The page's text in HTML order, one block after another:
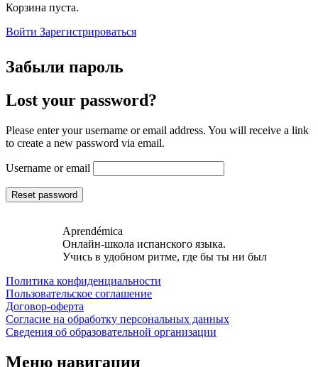
Корзина пуста.
Войти Зарегистрироваться
Close
search
Забыли пароль
Lost your password?
Please enter your username or email address. You will receive a link
to create a new password via email.
Username or email
Reset password
Aprendémica
Онлайн-школа испанского языка.
Учись в удобном ритме, где бы ты ни был
Политика конфиденциальности
Пользовательское соглашение
Договор-оферта
Согласие на обработку персональных данных
Сведения об образовательной организации
Меню навигации